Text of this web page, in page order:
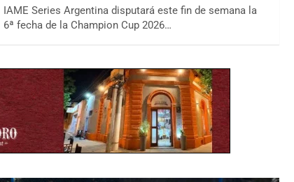
IAME Series Argentina disputará este fin de semana la
6ª fecha de la Champion Cup 2026…